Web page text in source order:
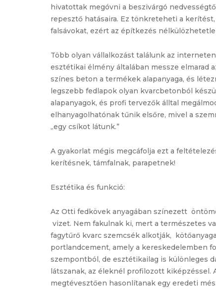
hivatottak megóvni a beszivárgó
repesztő hatásaira. Ez tönkreteheti a
falsávokat, ezért az építkezés
Több olyan vállalkozást találunk az
esztétikai élmény általában messze elmarad
színes beton a termékek alapanyaga, és
legszebb fedlapok olyan kvarcbetonból
alapanyagok, és profi tervezők álltal
elhanyagolhatónak tűnik elsőre, mivel a
„egy csíkot látunk.”
A gyakorlat mégis megcáfolja ezt a
kerítésnek, támfalnak, parapetnek!
Esztétika és funkció:
Az Otti fedkövek anyagában színezett
vizet. Nem fakulnak ki, mert a természetes
fagytűrő kvarc szemcsék alkotják,
portlandcement, amely a kereskedelemben
szempontból, de esztétikailag is különleges
látszanak, az éleknél profilozott
megtévesztően hasonlítanak egy eredeti